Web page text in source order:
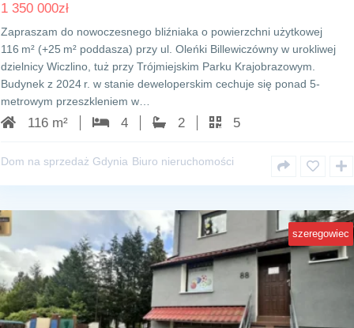
1 350 000zł
Zapraszam do nowoczesnego bliźniaka o powierzchni użytkowej
116 m² (+25 m² poddasza) przy ul. Oleńki Billewiczówny w urokliwej
dzielnicy Wiczlino, tuż przy Trójmiejskim Parku Krajobrazowym.
Budynek z 2024 r. w stanie deweloperskim cechuje się ponad 5-
metrowym przeszkleniem w…
116 m² 4 2 5
Dom na sprzedaż Gdynia Biuro nieruchomości
szeregowiec